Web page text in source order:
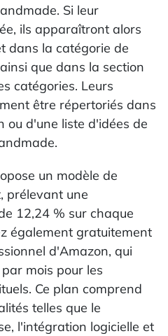
Si leur
ils apparaîtront alors
dans la catégorie de
que dans la section
catégories. Leurs
être répertoriés dans
ou d'une liste d'idées de
un modèle de
prélevant une
12,24 % sur chaque
également gratuitement
d'Amazon, qui
mois pour les
Ce plan comprend
telles que le
l'intégration logicielle et